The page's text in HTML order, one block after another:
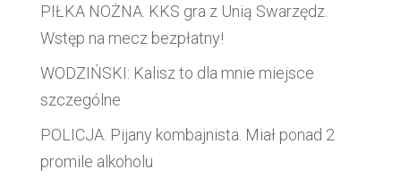
PIŁKA NOŻNA. KKS gra z Unią Swarzędz.
Wstęp na mecz bezpłatny!
WODZIŃSKI: Kalisz to dla mnie miejsce
szczególne
POLICJA. Pijany kombajnista. Miał ponad 2
promile alkoholu